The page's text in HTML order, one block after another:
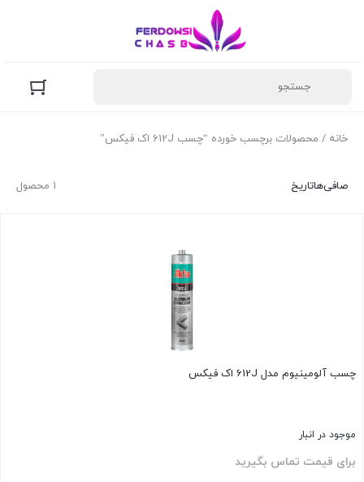
خانه / محصولات برچسب خورده “چسب 612J اک فیکس”
1 محصول صافی‌هاتاریخ
چسب آلومینیوم مدل 612J اک فیکس
موجود در انبار
برای قیمت تماس بگیرید